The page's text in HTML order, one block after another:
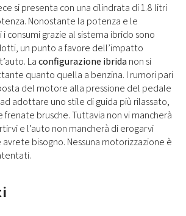
si presenta con una cilindrata di 1.8 litri
Nonostante la potenza e le
consumi grazie al sistema ibrido sono
un punto a favore dell’impatto
Laconfigurazione ibridanon si
quanto quella a benzina. I rumori pari
del motore alla pressione del pedale
adottare uno stile di guida più rilassato,
frenate brusche. Tuttavia non vi mancherà
e l’auto non mancherà di erogarvi
bisogno. Nessuna motorizzazione è